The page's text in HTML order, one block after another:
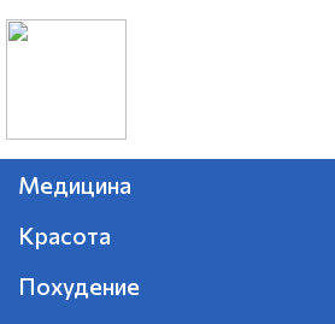
Медицина
Красота
Похудение